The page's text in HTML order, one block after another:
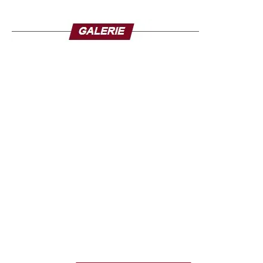
performance qui le place au même niveau que Michelle
Bachelet, elle aussi toujours en lice.